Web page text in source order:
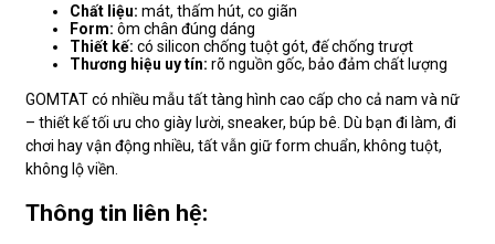
Chất liệu: mát, thấm hút, co giãn
Form: ôm chân đúng dáng
Thiết kế: có silicon chống tuột gót, đế chống trượt
Thương hiệu uy tín: rõ nguồn gốc, bảo đảm chất lượng
GOMTAT có nhiều mẫu tất tàng hình cao cấp cho cả nam và nữ
– thiết kế tối ưu cho giày lười, sneaker, búp bê. Dù bạn đi làm, đi
chơi hay vận động nhiều, tất vẫn giữ form chuẩn, không tuột,
không lộ viền.
Thông tin liên hệ: